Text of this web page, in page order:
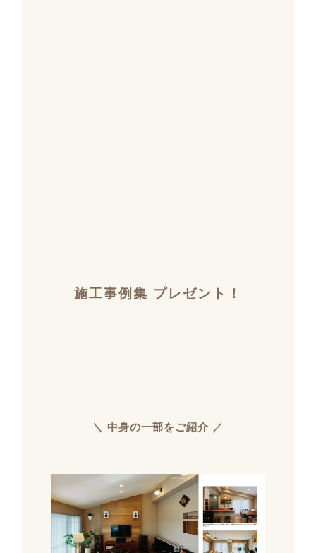
施工事例集 プレゼント！
＼ 中身の一部をご紹介 ／